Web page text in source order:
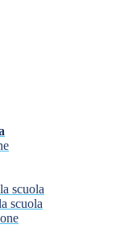
scuola
scuola